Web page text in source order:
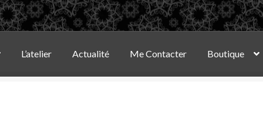
L’atelier Actualité Me Contacter Boutique